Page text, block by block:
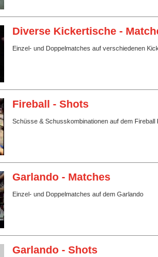
Diverse Kickertische -
Einzel- und Doppelmatches auf verschiedenen
Fireball - Shots
Schüsse & Schusskombinationen auf dem Fireball
Garlando - Matches
Einzel- und Doppelmatches auf dem Garlando
Garlando - Shots